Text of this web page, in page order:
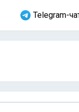
Telegram-